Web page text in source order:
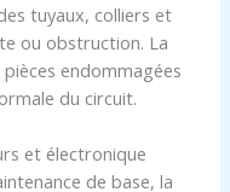
tuyaux, colliers et
ou obstruction. La
endommagées
du circuit.
et électronique
de base, la